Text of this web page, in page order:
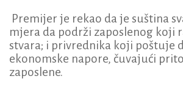
Premijer je rekao da je suština
mjera da podrži zaposlenog koji
stvara; i privrednika koji poštuje
ekonomske napore, čuvajući
zaposlene.